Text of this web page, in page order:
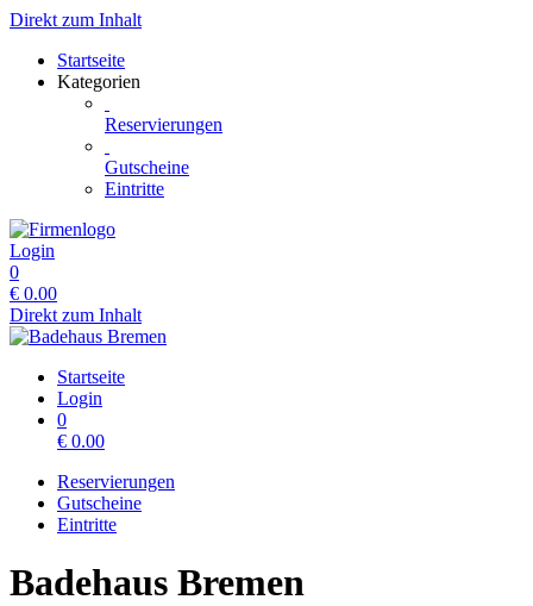
Direkt zum Inhalt
Startseite
Kategorien
Reservierungen
Gutscheine
Eintritte
Login
0
€ 0.00
Direkt zum Inhalt
Startseite
Login
0
€ 0.00
Reservierungen
Gutscheine
Eintritte
Badehaus Bremen